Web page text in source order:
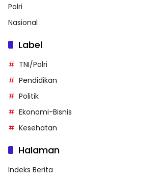
Polri
Nasional
Label
TNI/Polri
Pendidikan
Politik
Ekonomi-Bisnis
Kesehatan
Halaman
Indeks Berita